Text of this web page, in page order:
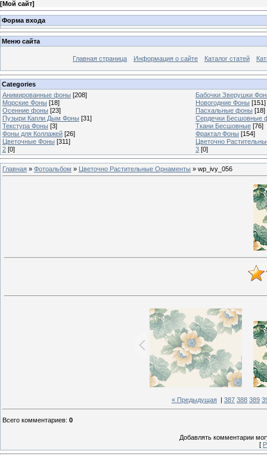
[Мой сайт]
Форма входа
Меню сайта
Главная страница Информация о сайте Каталог статей
Categories
Анимированные фоны [208]
Бабочки Зверушки
Морские Фоны [18] Новогодние Фоны [151]
Осенние фоны [23] Пасхальные фоны [18]
Пузыри Капли Дым Фоны [31]
Сердечки Бесшовные
Текстура Фоны [3] Ткани Бесшовные [76]
Фоны для Коллажей [26] Фрактал Фоны [154]
Цветочные Фоны [311]
Цветочно
2 [0] 3 [0]
Главная » Фотоальбом » Цветочно Растительные Орнаменты » wp_ivy_056
« Предыдущая 387 388 389
Всего комментариев: 0
Добавлять комментарии
[